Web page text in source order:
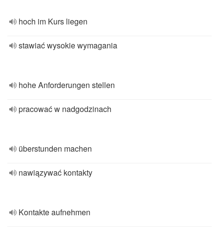
hoch im Kurs liegen
stawiać wysokie wymagania
hohe Anforderungen stellen
pracować w nadgodzinach
überstunden machen
nawiązywać kontakty
Kontakte aufnehmen